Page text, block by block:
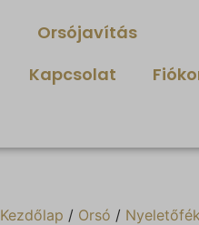
Orsójavítás
Kapcsolat
Kezdőlap / Orsó /